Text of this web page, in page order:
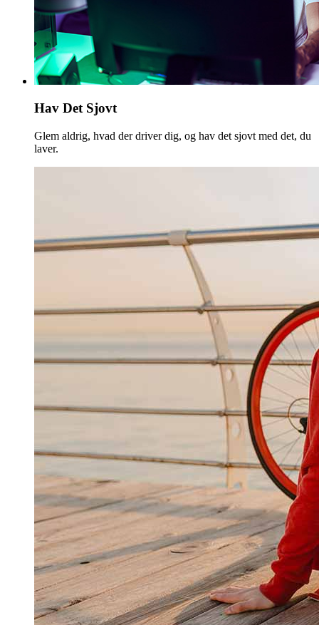
Hav Det Sjovt
Glem aldrig, hvad der driver dig, og hav det sjovt med det, du
laver.